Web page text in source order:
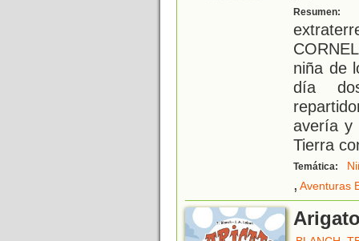
Resumen:
niña de
día
avería y
Tierra
Temática:
, Aventuras